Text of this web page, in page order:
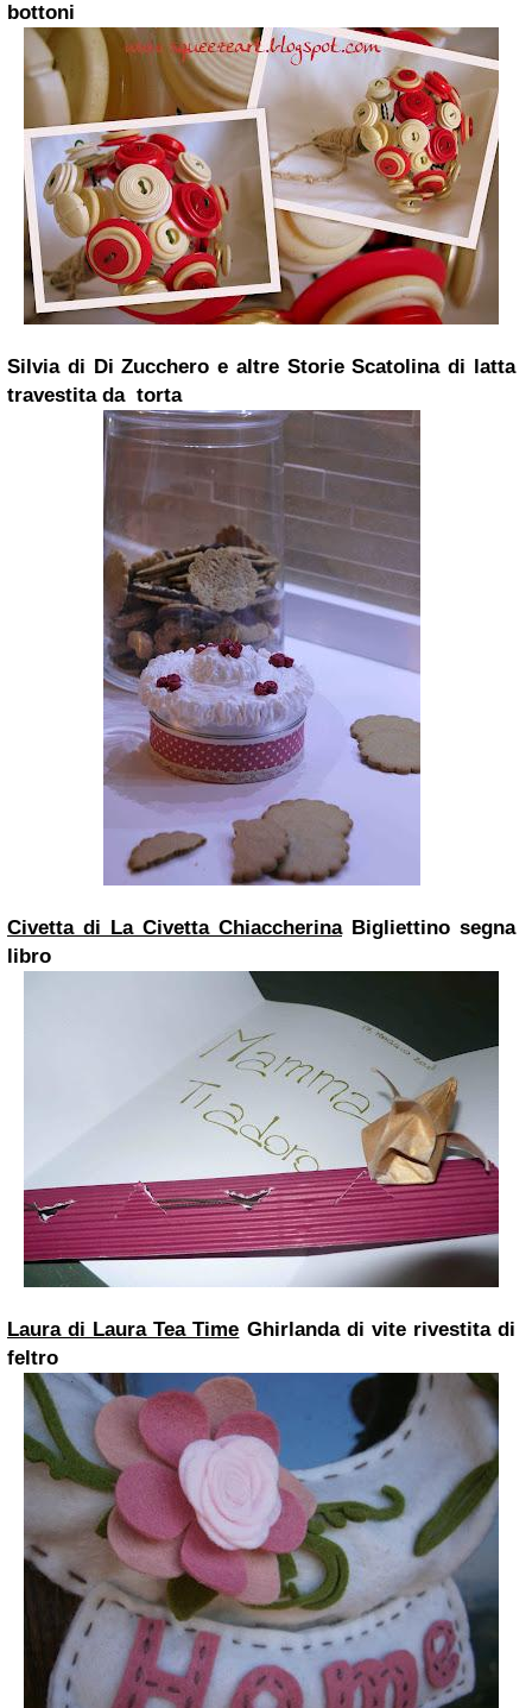
bottoni
Silvia di Di Zucchero e altre Storie Scatolina di latta
travestita da torta
Civetta di La Civetta Chiaccherina Bigliettino segna
libro
Laura di Laura Tea Time Ghirlanda di vite rivestita di
feltro